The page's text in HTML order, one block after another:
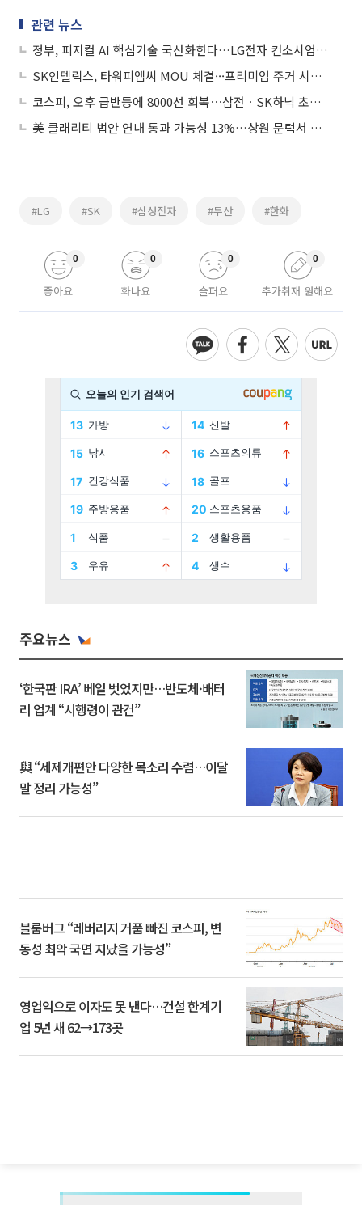
관련 뉴스
정부, 피지컬 AI 핵심기술 국산화한다…LG전자 컨소시엄에 340억 투입
SK인텔릭스, 타워피엠씨 MOU 체결···프리미엄 주거 시장 공략
코스피, 오후 급반등에 8000선 회복⋯삼전ㆍSK하닉 초강세
美 클래리티 법안 연내 통과 가능성 13%…상원 문턱서 제동
#LG #SK #삼성전자 #두산 #한화
좋아요
0
화나요
0
슬퍼요
0
추가취재 원해요
0
주요뉴스
‘한국판 IRA’ 베일 벗었지만…반도체·배터
리 업계 “시행령이 관건”
與 “세제개편안 다양한 목소리 수렴…이달
말 정리 가능성”
블룸버그 “레버리지 거품 빠진 코스피, 변
동성 최악 국면 지났을 가능성”
영업익으로 이자도 못 낸다…건설 한계기
업 5년 새 62→173곳